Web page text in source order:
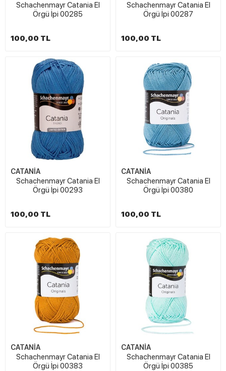
Schachenmayr Catania El
Örgü İpi 00285
100,00 TL
Schachenmayr Catania El
Örgü İpi 00287
100,00 TL
CATANİA
Schachenmayr Catania El
Örgü İpi 00293
100,00 TL
CATANİA
Schachenmayr Catania El
Örgü İpi 00380
100,00 TL
CATANİA
Schachenmayr Catania El
Örgü İpi 00383
CATANİA
Schachenmayr Catania El
Örgü İpi 00385